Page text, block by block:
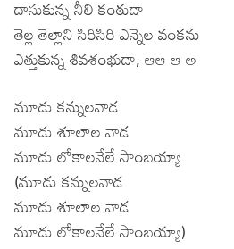
దాసుకున్న నీలి కంఠుడా
తెల్ల తెల్లాని సిరిసిరి ఎన్నెల వంకను
ఎత్తుకున్న శివశంభుడా, ఆఆ ఆ అ
మూడు కన్నులవాడ
మూడు శూలాల వాడ
మూడు లోకాలనేలే సాంబయ్యా
(మూడు కన్నులవాడ
మూడు శూలాల వాడ
మూడు లోకాలనేలే సాంబయ్యా)